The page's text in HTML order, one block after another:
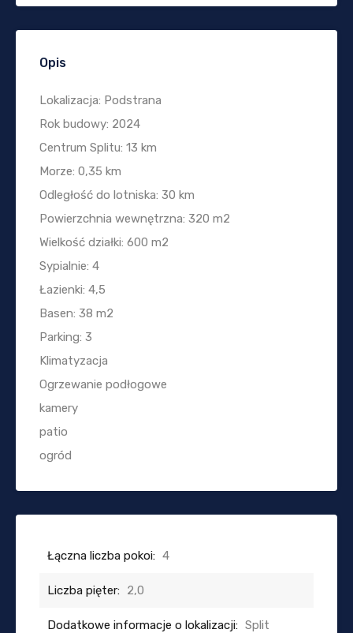
Opis
Lokalizacja: Podstrana
Rok budowy: 2024
Centrum Splitu: 13 km
Morze: 0,35 km
Odległość do lotniska: 30 km
Powierzchnia wewnętrzna: 320 m2
Wielkość działki: 600 m2
Sypialnie: 4
Łazienki: 4,5
Basen: 38 m2
Parking: 3
Klimatyzacja
Ogrzewanie podłogowe
kamery
patio
ogród
Łączna liczba pokoi: 4
Liczba pięter: 2,0
Dodatkowe informacje o lokalizacji: Split